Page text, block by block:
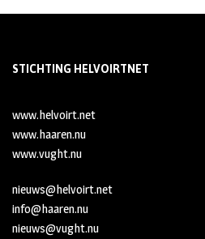
STICHTING HELVOIRTNET
www.helvoirt.net
www.haaren.nu
www.vught.nu
nieuws@helvoirt.net
info@haaren.nu
nieuws@vught.nu